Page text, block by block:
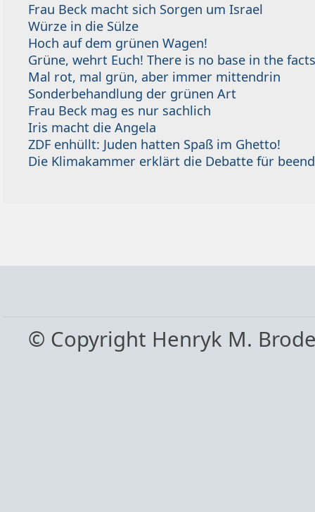
Frau Beck macht sich Sorgen um Israel
Würze in die Sülze
Hoch auf dem grünen Wagen!
Grüne, wehrt Euch! There is no base in the
Mal rot, mal grün, aber immer mittendrin
Sonderbehandlung der grünen Art
Frau Beck mag es nur sachlich
Iris macht die Angela
ZDF enhüllt: Juden hatten Spaß im Ghetto!
Die Klimakammer erklärt die Debatte für
© Copyright Henryk M.